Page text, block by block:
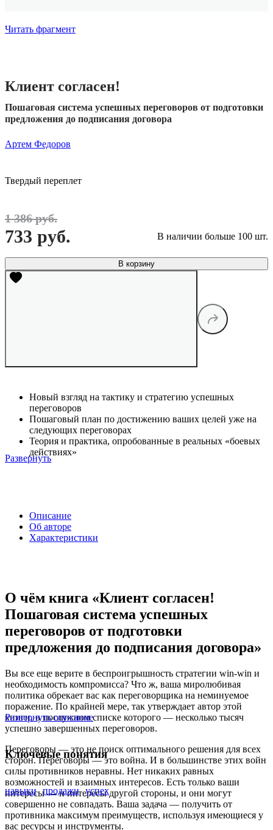
Читать фрагмент
Клиент согласен!
Пошаговая система успешных переговоров от подготовки
предложения до подписания договора
Артем Федоров
Твердый переплет
1 386 руб.
733 руб. В наличии больше 100 шт.
В корзину
Новый взгляд на тактику и стратегию успешных
переговоров
Пошаговый план по достижению ваших целей уже на
следующих переговорах
Теория и практика, опробованные в реальных «боевых
действиях»
Развернуть
Описание
Об авторе
Характеристики
О чём книга «Клиент согласен!
Пошаговая система успешных
переговоров от подготовки
предложения до подписания договора»
Вы все еще верите в беспроигрышность стратегии win-win и
необходимость компромисса? Что ж, ваша миролюбивая
политика обрекает вас как переговорщика на неминуемое
поражение. По крайней мере, так утверждает автор этой
книги, в послужном списке которого — несколько тысяч
успешно завершенных переговоров.
Переговоры — это не поиск оптимального решения для всех
сторон. Переговоры — это война. И в большинстве этих войн
силы противников неравны. Нет никаких равных
возможностей и взаимных интересов. Есть только ваши
интересы — и интересы другой стороны, и они могут
совершенно не совпадать. Ваша задача — получить от
противника максимум преимуществ, используя имеющиеся у
вас ресурсы и инструменты.
Развернуть описание
Ключевые понятия
навыки продажи успех